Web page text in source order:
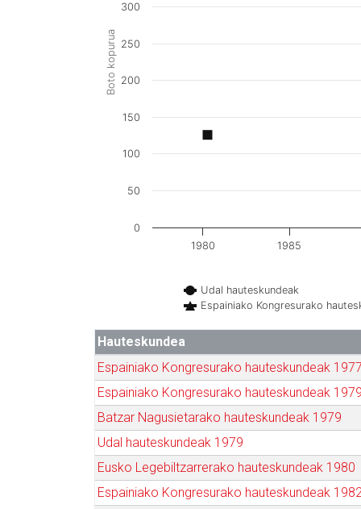
Boto kopurua
Udal hauteskundeak
Espainiako Kongresurako
1980 1985
0
50
100
150
200
250
300
Hauteskundea
Espainiako Kongresurako hauteskundeak 1977
Espainiako Kongresurako hauteskundeak 1979
Batzar Nagusietarako hauteskundeak 1979
Udal hauteskundeak 1979
Eusko Legebiltzarrerako hauteskundeak 1980
Espainiako Kongresurako hauteskundeak